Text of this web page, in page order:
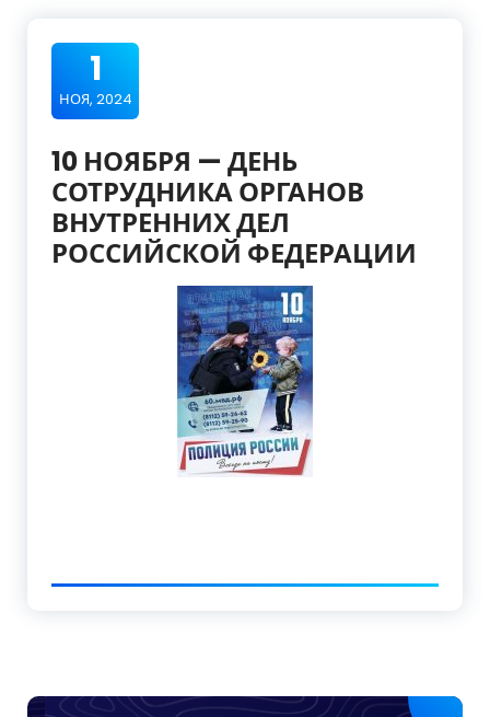
1
НОЯ, 2024
10 НОЯБРЯ — ДЕНЬ
СОТРУДНИКА ОРГАНОВ
ВНУТРЕННИХ ДЕЛ
РОССИЙСКОЙ ФЕДЕРАЦИИ